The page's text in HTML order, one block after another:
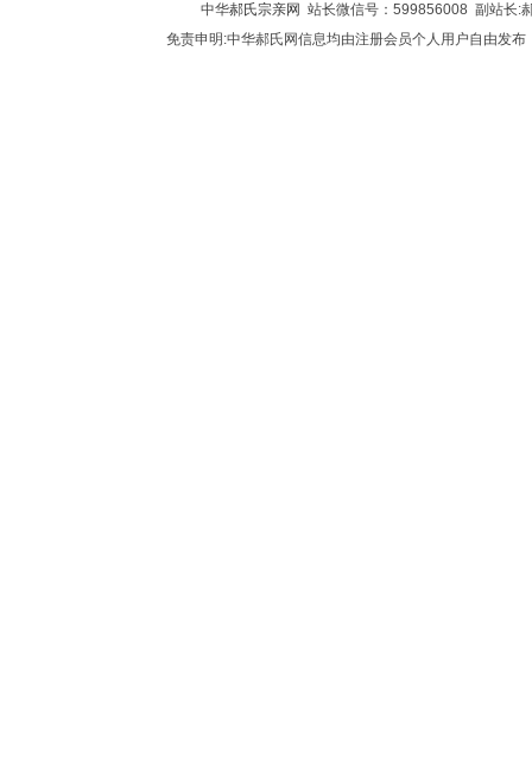
中华郝氏宗亲网 站长微信号：599856008 副站长:
免责申明:中华郝氏网信息均由注册会员个人用户自由发